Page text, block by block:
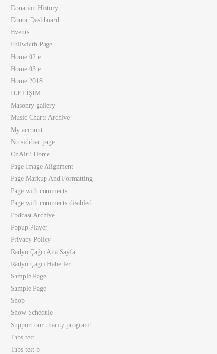
Donation History
Donor Dashboard
Events
Fullwidth Page
Home 02 e
Home 03 e
Home 2018
İLETİŞİM
Masonry gallery
Music Charts Archive
My account
No sidebar page
OnAir2 Home
Page Image Alignment
Page Markup And Formatting
Page with comments
Page with comments disabled
Podcast Archive
Popup Player
Privacy Policy
Radyo Çağrı Ana Sayfa
Radyo Çağrı Haberler
Sample Page
Sample Page
Shop
Show Schedule
Support our charity program!
Tabs test
Tabs test b